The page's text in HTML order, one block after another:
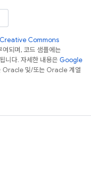
Creative Commons
되며, 코드 샘플에는
니다. 자세한 내용은 Google
Oracle 및/또는 Oracle 계열